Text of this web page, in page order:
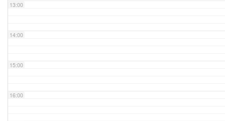
13:00
14:00
15:00
16:00